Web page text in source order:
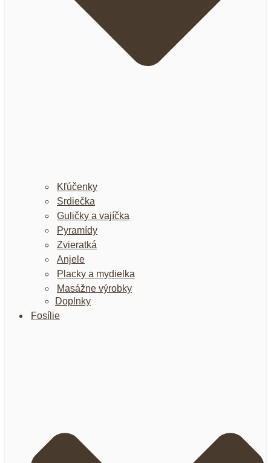
Kľúčenky
Srdiečka
Guličky a vajíčka
Pyramídy
Zvieratká
Anjele
Placky a mydielka
Masážne výrobky
Doplnky
Fosílie